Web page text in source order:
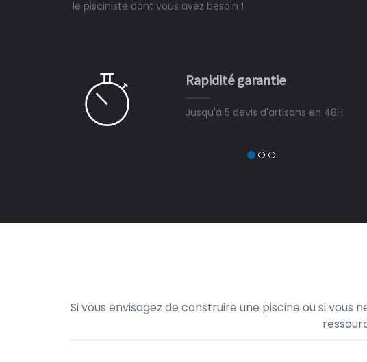
le pisciniste dont vous avez besoin !
Rapidité garantie
Jusqu'à 5 devis d'artisans en 48H
ne peut plus s'en passer.
construit chez moi.
Si vous envisagez de construire une piscine ou si